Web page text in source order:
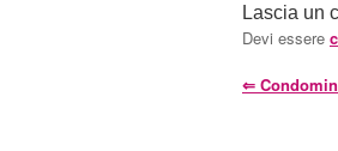
Lascia un
Devi essere
⇐